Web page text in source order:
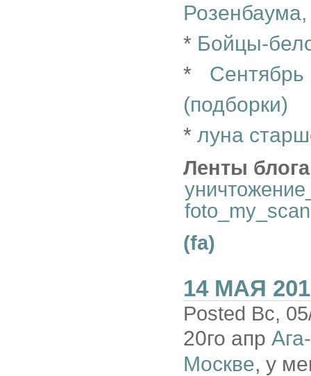
* Бойцы-
*
(подборки)
* луна
Ленты
foto_my_scan
(fa)
14 МАЯ
Posted Вс,
20го апр
Москве, у